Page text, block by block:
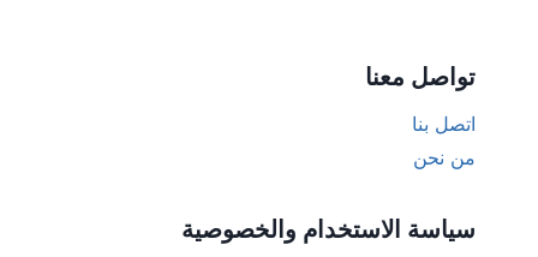
تواصل معنا
اتصل بنا
من نحن
سياسة الاستخدام والخصوصية